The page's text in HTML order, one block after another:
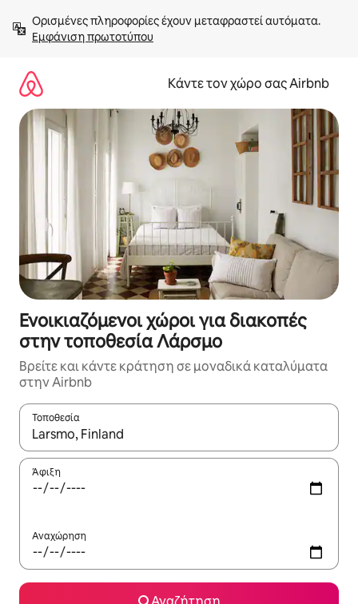
στο
περιεχόμενοΕμφάνιση πρωτοτύπου
Κάντε τον χώρο σας Airbnb
Ενοικιαζόμενοι χώροι για διακοπές
στην τοποθεσία Λάρσμο
Βρείτε και κάντε κράτηση σε μοναδικά καταλύματα
στην Airbnb
Τοποθεσία
Όταν τα αποτελέσματα είναι διαθέσιμα, μπορείτε να
Άφιξη
Αναχώρηση